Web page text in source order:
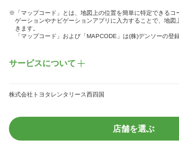
※「マップコード」とは、地図上の位置を簡単に特定できるコ
ゲーションやナビゲーションアプリに入力することで、地図
きます。
「マップコード」および「MAPCODE」は(株)デンソーの登
サービスについて
株式会社トヨタレンタリース西四国
店舗を選ぶ